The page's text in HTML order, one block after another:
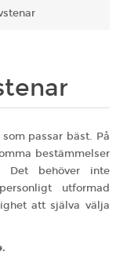
passar bäst. På
bestämmelser
Det behöver inte
utformad
att själva välja